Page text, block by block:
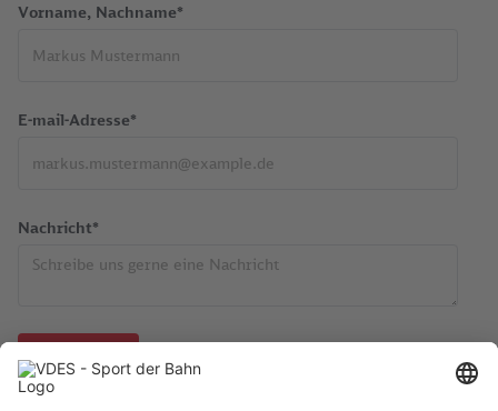
Vorname, Nachname*
E-mail-Adresse*
Nachricht*